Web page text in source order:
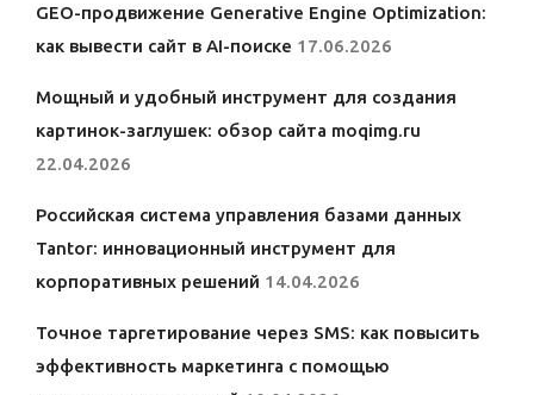
GEO-продвижение Generative Engine Optimization:
как вывести сайт в AI-поиске 17.06.2026
Мощный и удобный инструмент для создания
картинок-заглушек: обзор сайта moqimg.ru
22.04.2026
Российская система управления базами данных
Tantor: инновационный инструмент для
корпоративных решений 14.04.2026
Точное таргетирование через SMS: как повысить
эффективность маркетинга с помощью